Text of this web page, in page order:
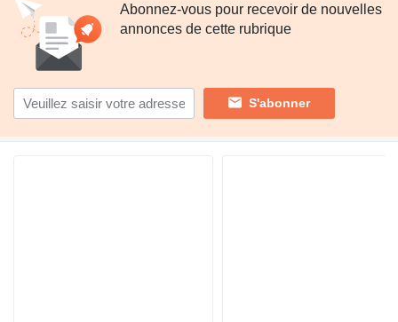
Abonnez-vous pour recevoir de nouvelles
annonces de cette rubrique
S'abonner